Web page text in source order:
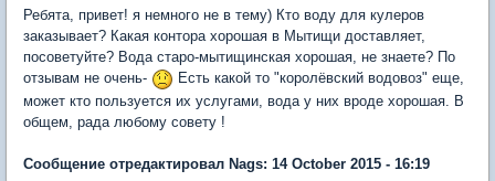
Ребята, привет! я немного не в тему) Кто воду для кулеров
заказывает? Какая контора хорошая в Мытищи доставляет,
посоветуйте? Вода старо-мытищинская хорошая, не знаете? По
отзывам не очень-
Есть какой то "королёвский водовоз" еще,
может кто пользуется их услугами, вода у них вроде хорошая. В
общем, рада любому совету !
Сообщение отредактировал Nags: 14 October 2015 - 16:19